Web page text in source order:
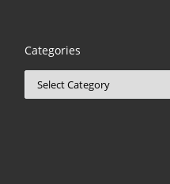
Categories